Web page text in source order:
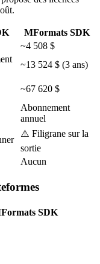
segment_%05d.ts",
output/
"");
MFormats SDK
~4 508 $
~13 524 $ (3 ans)
~67 620 $
Abonnement
annuel
⚠️ Filigrane sur la
sortie
Aucun
SDK